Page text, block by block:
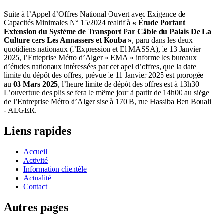
Suite à l’Appel d’Offres National Ouvert avec Exigence de
Capacités Minimales N° 15/2024 realtif à « Étude Portant
Extension du Système de Transport Par Câble du Palais De La
Culture cers Les Annassers et Kouba », paru dans les deux
quotidiens nationaux (l’Expression et El MASSA), le 13 Janvier
2025, l’Enteprise Métro d’Alger « EMA » informe les bureaux
d’études nationaux intéressées par cet apel d’offres, que la date
limite du dépôt des offres, prévue le 11 Janvier 2025 est prorogée
au 03 Mars 2025, l’heure limite de dépôt des offres est à 13h30.
L’ouverture des plis se fera le même jour à partir de 14h00 au siège
de l’Entreprise Métro d’Alger sise à 170 B, rue Hassiba Ben Bouali
- ALGER.
Liens rapides
Accueil
Activité
Information clientèle
Actualité
Contact
Autres pages